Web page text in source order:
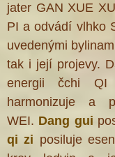
jater GAN XUE
PI a odvádí vlhko
uvedenými
tak i její projevy.
energii čchi
harmonizuje a
WEI. Dang gui
qi zi posiluje